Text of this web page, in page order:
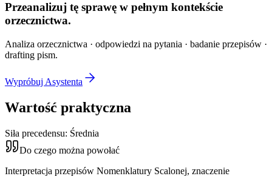
Przeanalizuj tę sprawę w pełnym kontekście
orzecznictwa.
Analiza orzecznictwa · odpowiedzi na pytania · badanie przepisów ·
drafting pism.
Wypróbuj Asystenta
Wartość praktyczna
Siła precedensu: Średnia
Do czego można powołać
Interpretacja przepisów Nomenklatury Scalonej, znaczenie